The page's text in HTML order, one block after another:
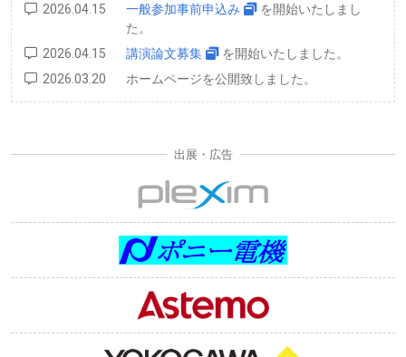
2026.04.15
一般参加事前申込み
を開始いたしまし
た。
2026.04.15
講演論文募集
を開始いたしました。
2026.03.20
ホームページを公開致しました。
出展・広告